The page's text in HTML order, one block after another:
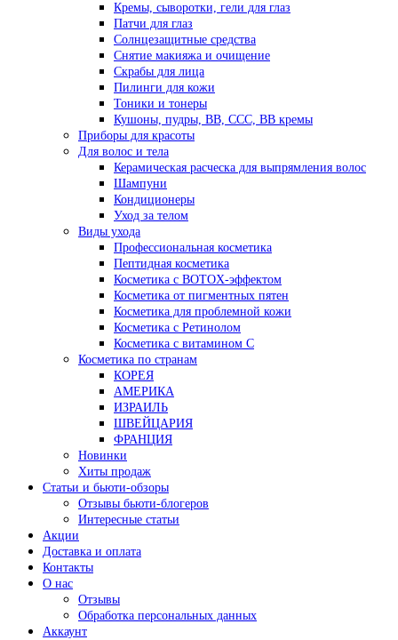
Кремы, сыворотки, гели для глаз
Патчи для глаз
Солнцезащитные средства
Снятие макияжа и очищение
Скрабы для лица
Пилинги для кожи
Тоники и тонеры
Кушоны, пудры, ВВ, ССС, ВВ кремы
Приборы для красоты
Для волос и тела
Керамическая расческа для выпрямления волос
Шампуни
Кондиционеры
Уход за телом
Виды ухода
Профессиональная косметика
Пептидная косметика
Косметика с BOTOX-эффектом
Косметика от пигментных пятен
Косметика для проблемной кожи
Косметика с Ретинолом
Косметика с витамином С
Косметика по странам
КОРЕЯ
АМЕРИКА
ИЗРАИЛЬ
ШВЕЙЦАРИЯ
ФРАНЦИЯ
Новинки
Хиты продаж
Статьи и бьюти-обзоры
Отзывы бьюти-блогеров
Интересные статьи
Акции
Доставка и оплата
Контакты
О нас
Отзывы
Обработка персональных данных
Аккаунт